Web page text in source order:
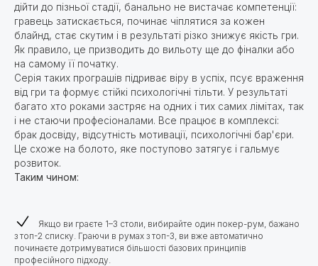
дійти до пізньої стадії, банально не вистачає компетенції:
гравець затискається, починає чіплятися за кожен
блайнд, стає скутим і в результаті різко знижує якість гри.
Як правило, це призводить до вильоту ще до фіналки або
на самому її початку.
Серія таких програшів підриває віру в успіх, псує враження
від гри та формує стійкі психологічні тільти. У результаті
багато хто роками застряє на одних і тих самих лімітах, так
і не стаючи професіоналами. Все працює в комплексі:
брак досвіду, відсутність мотивації, психологічні бар'єри.
Це схоже на болото, яке поступово затягує і гальмує
розвиток.
Таким чином:
Якщо ви граєте 1–3 столи, вибирайте один покер-рум, бажано
з топ-2 списку. Граючи в румах з топ-3, ви вже автоматично
починаєте дотримуватися більшості базових принципів
професійного підходу.